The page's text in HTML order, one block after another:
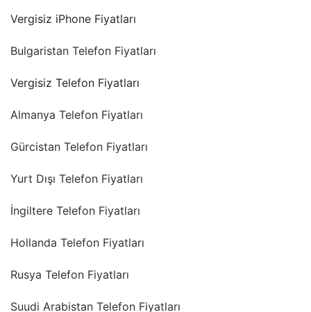
Vergisiz iPhone Fiyatları
Bulgaristan Telefon Fiyatları
Vergisiz Telefon Fiyatları
Almanya Telefon Fiyatları
Gürcistan Telefon Fiyatları
Yurt Dışı Telefon Fiyatları
İngiltere Telefon Fiyatları
Hollanda Telefon Fiyatları
Rusya Telefon Fiyatları
Suudi Arabistan Telefon Fiyatları